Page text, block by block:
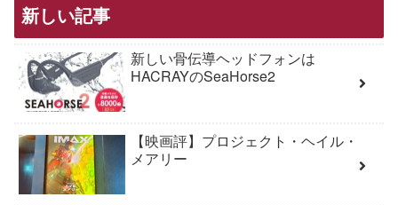
新しい記事
新しい骨伝導ヘッドフォンは
HACRAYのSeaHorse2
【映画評】プロジェクト・ヘイル・
メアリー